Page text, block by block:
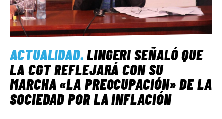
ACTUALIDAD.LINGERI SEÑALÓ QUE
LA CGT REFLEJARÁ CON SU
MARCHA «LA PREOCUPACIÓN» DE LA
SOCIEDAD POR LA INFLACIÓN